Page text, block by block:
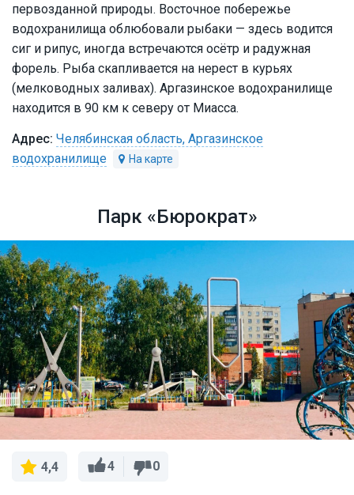
первозданной природы. Восточное побережье
водохранилища облюбовали рыбаки — здесь водится
сиг и рипус, иногда встречаются осётр и радужная
форель. Рыба скапливается на нерест в курьях
(мелководных заливах). Аргазинское водохранилище
находится в 90 км к северу от Миасса.
Челябинская область, Аргазинское
водохранилище
Парк «Бюрократ»
4,4 4 0